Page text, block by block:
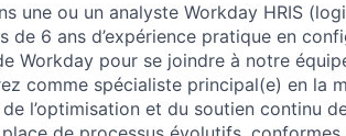
une ou un analyste Workday HRIS
de 6 ans d’expérience pratique en
Workday pour se joindre à notre
comme spécialiste principal(e) en la
l’optimisation et du soutien continu